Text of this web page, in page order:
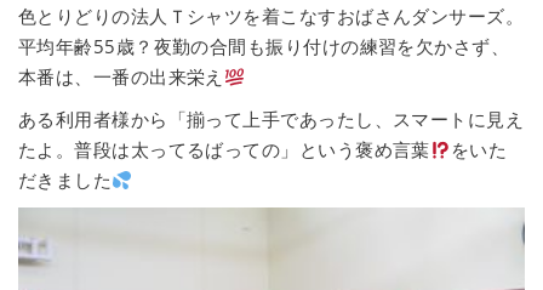
色とりどりの法人Ｔシャツを着こなすおばさんダンサーズ。
平均年齢55歳？夜勤の合間も振り付けの練習を欠かさず、
本番は、一番の出来栄え
ある利用者様から「揃って上手であったし、スマートに見え
たよ。普段は太ってるばっての」という褒め言葉
をいた
だきました